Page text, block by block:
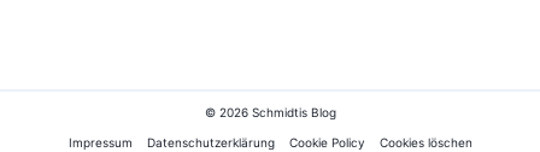
© 2026 Schmidtis Blog
Impressum Datenschutzerklärung Cookie Policy Cookies löschen